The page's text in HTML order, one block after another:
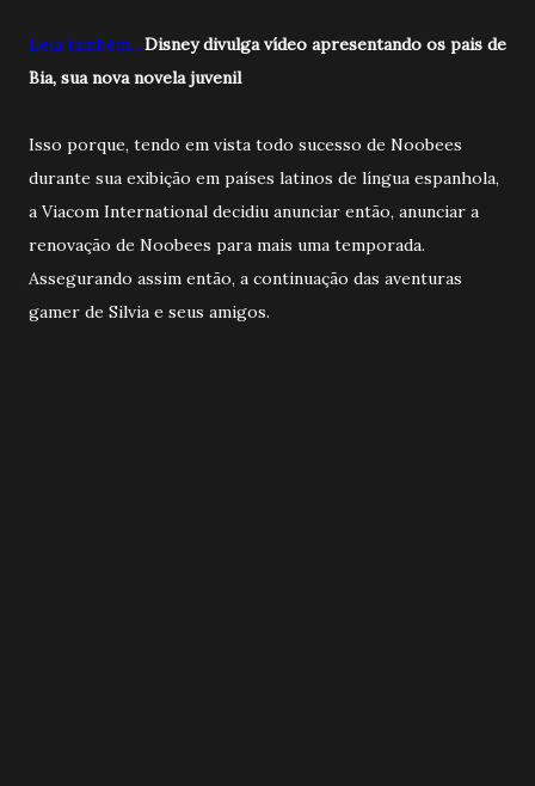
Leia também....Disney divulga vídeo apresentando os pais de
Bia, sua nova novela juvenil
Isso porque, tendo em vista todo sucesso de Noobees
durante sua exibição em países latinos de língua espanhola,
a Viacom International decidiu anunciar então, anunciar a
renovação de Noobees para mais uma temporada.
Assegurando assim então, a continuação das aventuras
gamer de Silvia e seus amigos.